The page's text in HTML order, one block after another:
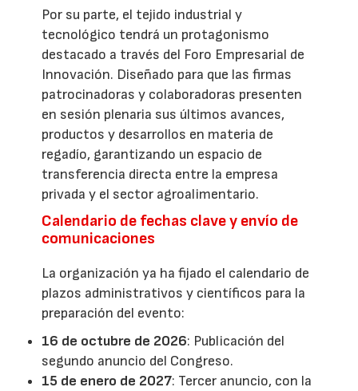
Por su parte, el tejido industrial y
tecnológico tendrá un protagonismo
destacado a través del Foro Empresarial de
Innovación. Diseñado para que las firmas
patrocinadoras y colaboradoras presenten
en sesión plenaria sus últimos avances,
productos y desarrollos en materia de
regadío, garantizando un espacio de
transferencia directa entre la empresa
privada y el sector agroalimentario.
Calendario de fechas clave y envío de
comunicaciones
La organización ya ha fijado el calendario de
plazos administrativos y científicos para la
preparación del evento:
16 de octubre de 2026: Publicación del
segundo anuncio del Congreso.
15 de enero de 2027: Tercer anuncio, con la